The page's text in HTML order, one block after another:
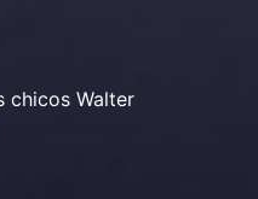
chicos Walter